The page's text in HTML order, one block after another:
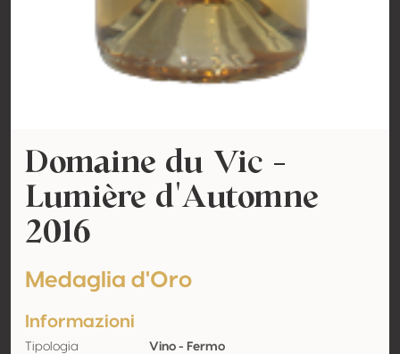
Domaine du Vic -
Lumière d'Automne
2016
Medaglia d'Oro
Informazioni
Tipologia Vino - Fermo